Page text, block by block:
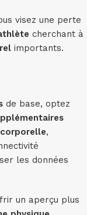
visez une perte
cherchant à
importants.
de base, optez
,
les données
un aperçu plus